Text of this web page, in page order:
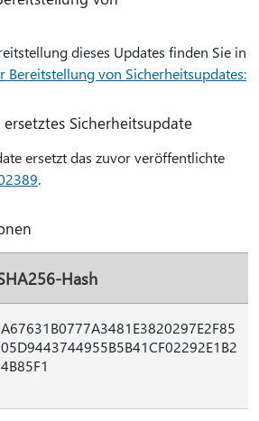
dieses Updates finden Sie in
Bereitstellung von Sicherheitsupdates:
Sicherheitsupdate
ersetzt das zuvor veröffentlichte
.
Hash
A67631B0777A3481E3820297E2F85
05D9443744955B5B41CF02292E1B2
4B85F1